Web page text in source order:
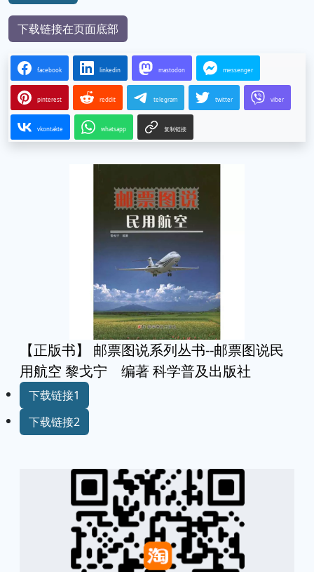
下载链接在页面底部
facebook linkedin mastodon messenger
pinterest reddit telegram twitter viber
vkontakte whatsapp 复制链接
【正版书】 邮票图说系列丛书--邮票图说民
用航空 黎戈宁 编著 科学普及出版社
下载链接1
下载链接2